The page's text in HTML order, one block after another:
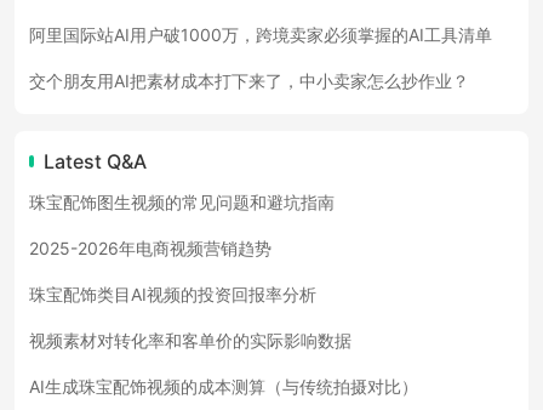
阿里国际站AI用户破1000万，跨境卖家必须掌握的AI工具清单
交个朋友用AI把素材成本打下来了，中小卖家怎么抄作业？
Latest Q&A
珠宝配饰图生视频的常见问题和避坑指南
2025-2026年电商视频营销趋势
珠宝配饰类目AI视频的投资回报率分析
视频素材对转化率和客单价的实际影响数据
AI生成珠宝配饰视频的成本测算（与传统拍摄对比）